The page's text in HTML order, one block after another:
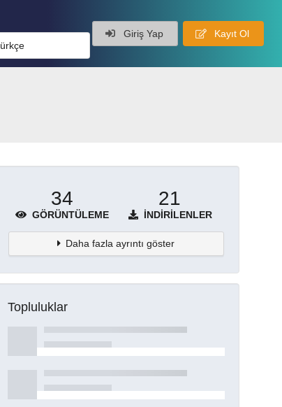
Giriş Yap Kayıt Ol
34
GÖRÜNTÜLEME
21
İNDIRILENLER
Daha fazla ayrıntı göster
Topluluklar